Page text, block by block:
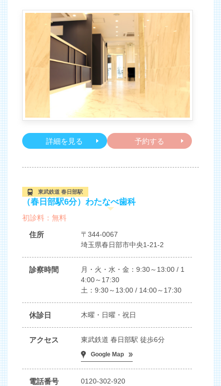
詳細を見る 予約する
（春日部駅6分）わたなべ歯科
東武鉄道 春日部駅
初診料：無料
住所
〒344-0067
埼玉県春日部市中央1-21-2
診察時間
月・火・水・金：9:30～13:00 / 1
4:00～17:30
土：9:30～13:00 / 14:00～17:30
休診日 木曜・日曜・祝日
アクセス 東武鉄道 春日部駅 徒歩6分
Google Map
電話番号 0120-302-920